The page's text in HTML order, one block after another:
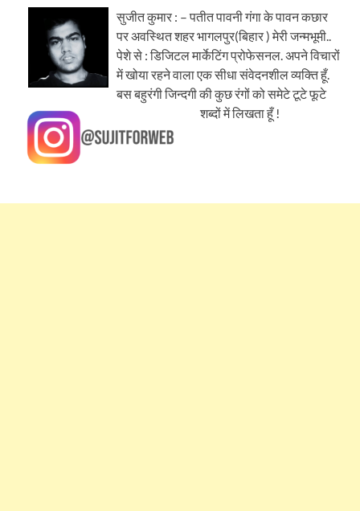
सुजीत कुमार : – पतीत पावनी गंगा के पावन कछार
पर अवस्थित शहर भागलपुर(बिहार ) मेरी जन्मभूमी..
पेशे से : डिजिटल मार्केटिंग प्रोफेसनल. अपने विचारों
में खोया रहने वाला एक सीधा संवेदनशील व्यक्ति हूँ.
बस बहुरंगी जिन्दगी की कुछ रंगों को समेटे टूटे फूटे
शब्दों में लिखता हूँ !